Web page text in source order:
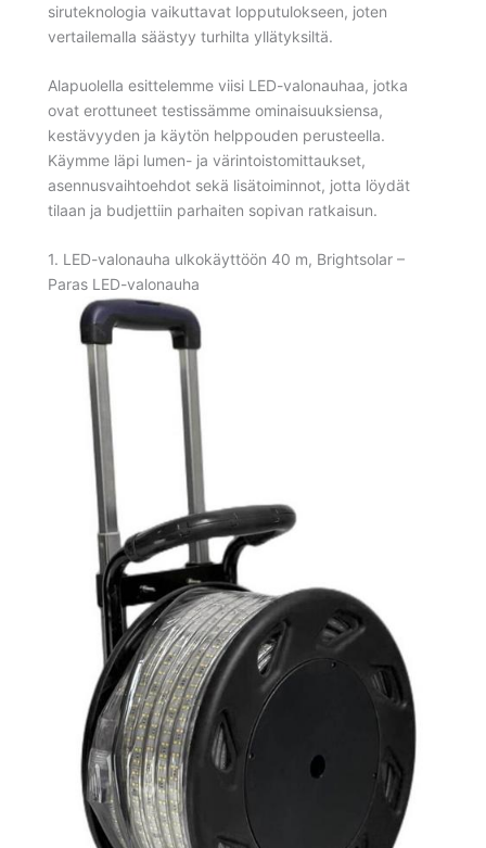
siruteknologia vaikuttavat lopputulokseen, joten
vertailemalla säästyy turhilta yllätyksiltä.
Alapuolella esittelemme viisi LED-valonauhaa, jotka
ovat erottuneet testissämme ominaisuuksiensa,
kestävyyden ja käytön helppouden perusteella.
Käymme läpi lumen- ja värintoistomittaukset,
asennusvaihtoehdot sekä lisätoiminnot, jotta löydät
tilaan ja budjettiin parhaiten sopivan ratkaisun.
1. LED-valonauha ulkokäyttöön 40 m, Brightsolar –
Paras LED-valonauha